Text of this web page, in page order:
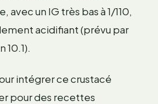
un IG très bas à 1/110,
acidifiant (prévu par
10.1).
intégrer ce crustacé
pour des recettes